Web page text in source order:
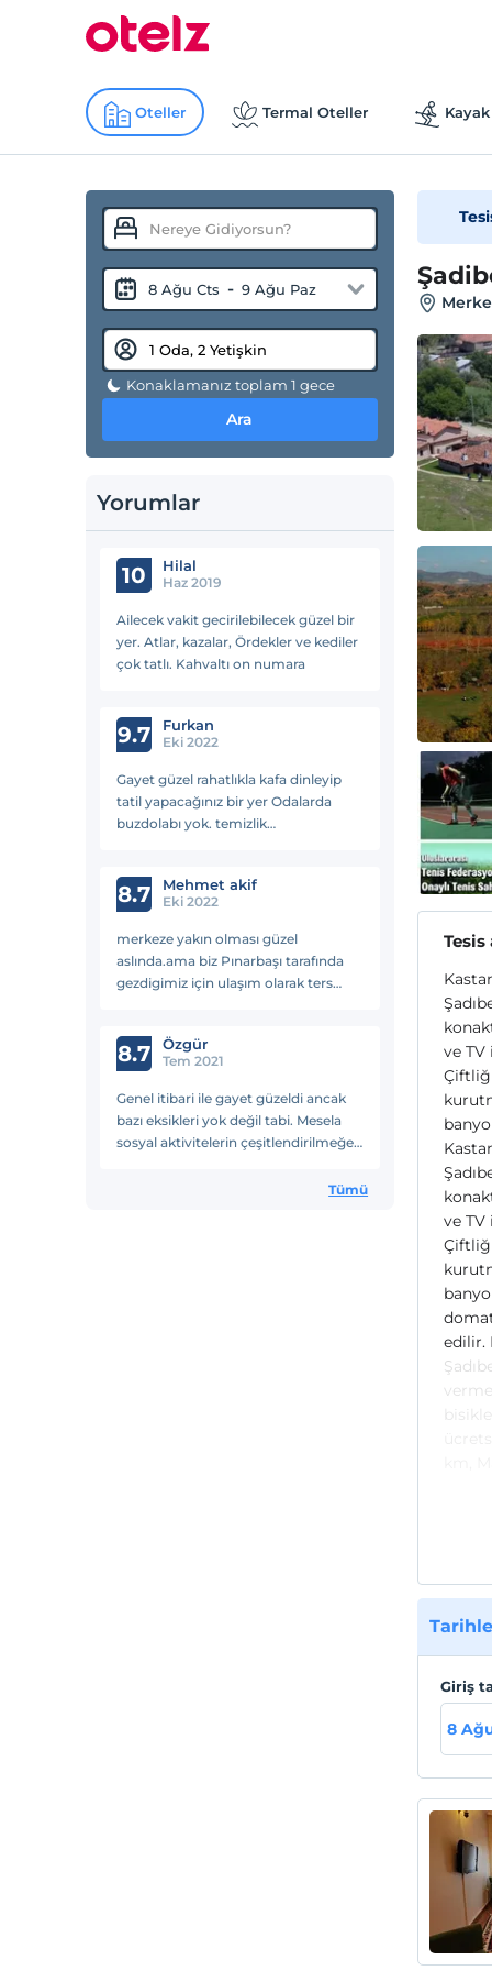
Oteller Termal Oteller
8 Ağu Cts - 9 Ağu Paz
Konaklamanız toplam 1 gece
Ara
Yorumlar
10 Hilal
Haz 2019
Ailecek vakit gecirilebilecek güzel bir
yer. Atlar, kazalar, Ördekler ve kediler
çok tatlı. Kahvaltı on numara
9.7 Furkan
Eki 2022
Gayet güzel rahatlıkla kafa dinleyip
tatil yapacağınız bir yer Odalarda
buzdolabı yok. temizlik
hızlı wifi var
8.7 Mehmet akif
Eki 2022
merkeze yakın olması güzel
aslında.ama biz Pınarbaşı tarafında
gezdigimiz için ulaşım olarak ters
dışında çok herşe güzeldi,bayıldık👍
8.7 Özgür
Tem 2021
Genel itibari ile gayet güzeldi ancak
bazı eksikleri yok değil tabi. Mesela
sosyal aktivitelerin çeşitlendirilmeğe
ortalama 14 km uzak olması olumsuz
Tümü
Tesis
ve TV
ve TV
edilir.
Giriş
8